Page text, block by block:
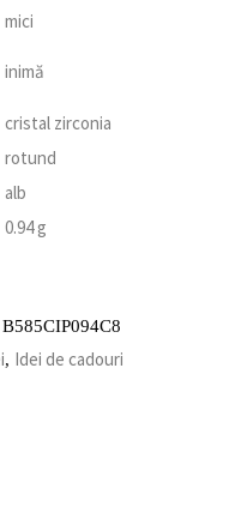
mici
inimă
cristal zirconia
rotund
alb
0.94 g
B585CIP094C8
, Idei de cadouri